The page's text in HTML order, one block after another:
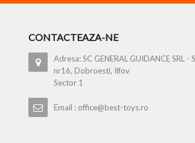
CONTACTEAZA-NE
Adresa: SC GENERAL GUIDANCE SRL
nr16, Dobroesti, Ilfov
Sector 1
Email : office@best-toys.ro